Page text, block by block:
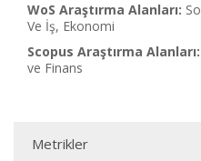
WoS Araştırma Alanları:
Ve İş, Ekonomi
Scopus Araştırma Alanları:
ve Finans
Metrikler